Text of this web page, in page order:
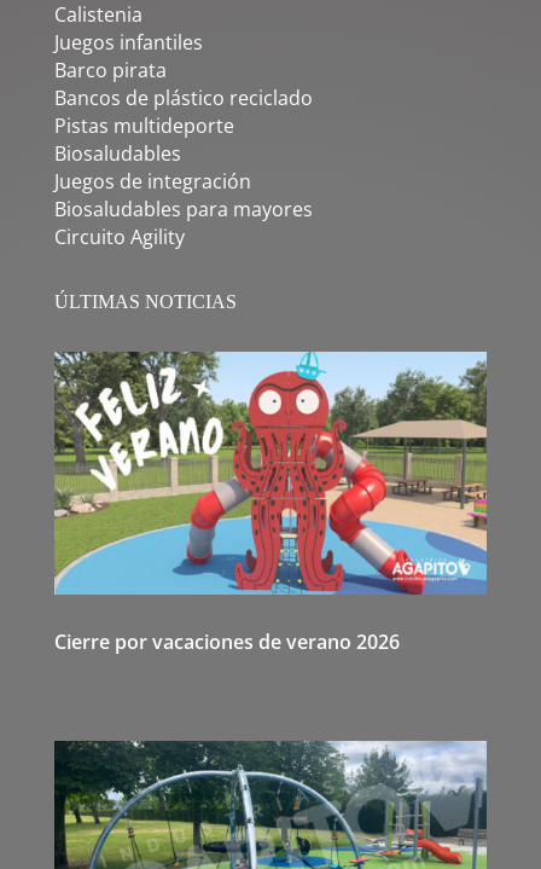
Calistenia
Juegos infantiles
Barco pirata
Bancos de plástico reciclado
Pistas multideporte
Biosaludables
Juegos de integración
Biosaludables para mayores
Circuito Agility
ÚLTIMAS NOTICIAS
Cierre por vacaciones de verano 2026